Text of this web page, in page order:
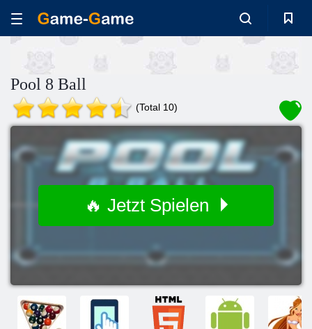
Pool 8 Ball
(Total 10)
🔥 Jetzt Spielen